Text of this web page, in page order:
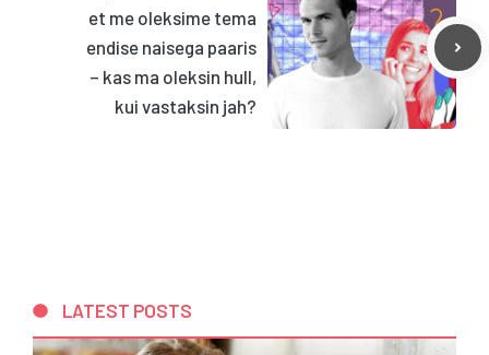
et me oleksime tema
endise naisega paaris
– kas ma oleksin hull,
kui vastaksin jah?
LATEST POSTS